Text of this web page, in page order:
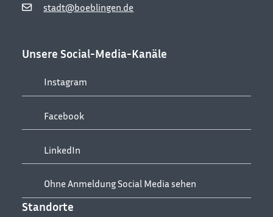
stadt@boeblingen.de
Unsere Social-Media-Kanäle
Instagram
Facebook
LinkedIn
Ohne Anmeldung Social Media sehen
Standorte